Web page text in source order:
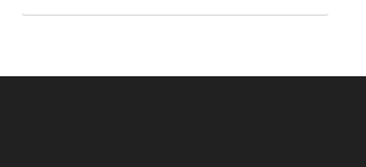
www.earplugs.hu weboldal is